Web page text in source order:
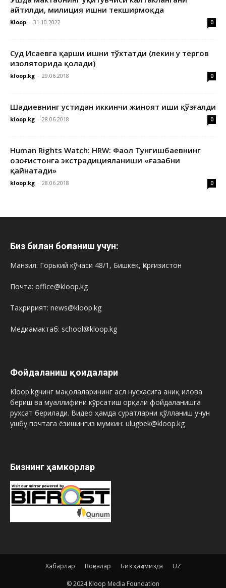
айтилди, милиция ишни текширмоқда
Kloop - 31.10.2022 0
Суд Исаевга қарши ишни тўхтатди (лекин у тергов
изоляторида қолади)
kloop.kg - 29.06.2018 0
Шадиевнинг устидан иккинчи жиноят иши қўзғалди
kloop.kg - 28.06.2018 0
Human Rights Watch: HRW: Фаол Тунгишбаевнинг
Қозоғистонга экстрадицияланиши «ғазабни
қайнатади»
kloop.kg - 28.06.2018 0
Биз билан боғланиш учун:
Манзил: Горький кўчаси 48/1, Бишкек, Қирғизистон
Почта: office@kloop.kg
Таҳририят: news@kloop.kg
Медиамактаб: school@kloop.kg
Фойдаланиш қоидалари
Kloop.kgнинг мақолаларининг асл нусхасига аниқ илова
бериш ва муаллифини кўрсатиш орқали фойдаланишга
рухсат берилади. Видео ҳамда суратларни қўлланиш учун
ушбу почтага ёзишингиз мумкин: ulugbek@kloop.kg
Бизнинг ҳамкорлар
Хабарлар Воқеалар Биз ҳақимизда UZ
© 2024 Kloop Media Foundation